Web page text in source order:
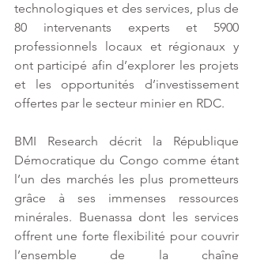
technologiques et des services, plus de
80 intervenants experts et 5900
professionnels locaux et régionaux y
ont participé afin d’explorer les projets
et les opportunités d’investissement
offertes par le secteur minier en RDC.
BMI Research décrit la République
Démocratique du Congo comme étant
l’un des marchés les plus prometteurs
grâce à ses immenses ressources
minérales. Buenassa dont les services
offrent une forte flexibilité pour couvrir
l’ensemble de la chaîne